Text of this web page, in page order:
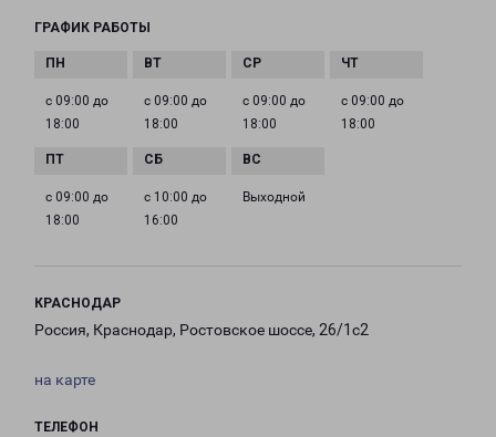
ГРАФИК РАБОТЫ
с 09:00 до
18:00
с 09:00 до
18:00
с 09:00 до
18:00
с 09:00 до
18:00
с 09:00 до
18:00
с 10:00 до
16:00
Выходной
КРАСНОДАР
Россия, Краснодар, Ростовское шоссе, 26/1с2
на карте
ТЕЛЕФОН